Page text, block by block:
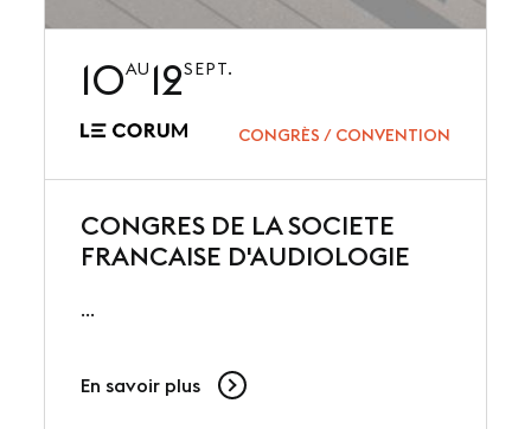
10AU 12SEPT.
CONGRÈS / CONVENTION
CONGRES DE LA SOCIETE
FRANCAISE D'AUDIOLOGIE
...
En savoir plus